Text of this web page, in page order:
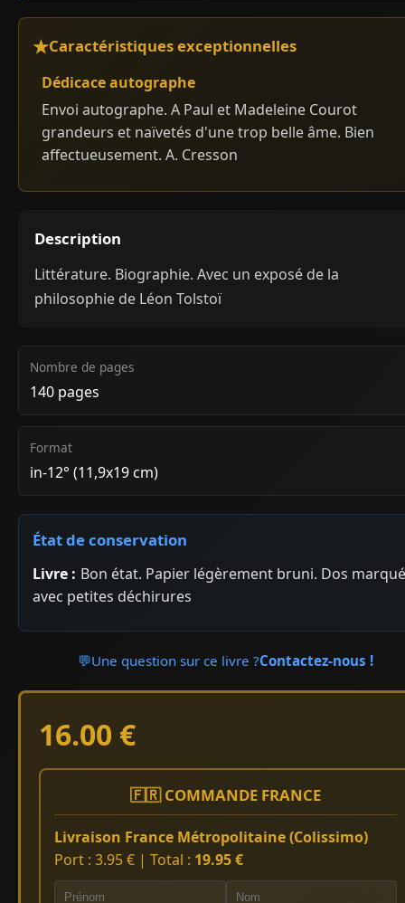
Caractéristiques exceptionnelles
Dédicace autographe
Envoi autographe. A Paul et Madeleine Courot
grandeurs et naïvetés d'une trop belle âme. Bien
affectueusement. A. Cresson
Description
Littérature. Biographie. Avec un exposé de la
philosophie de Léon Tolstoï
Nombre de pages
140 pages
Format
in-12° (11,9x19 cm)
État de conservation
Livre : Bon état. Papier légèrement bruni. Dos marqué
avec petites déchirures
💬Une question sur ce livre ?Contactez-nous !
16.00 €
🇫🇷 COMMANDE FRANCE
Livraison France Métropolitaine (Colissimo)
Port : 3.95 € | Total : 19.95 €